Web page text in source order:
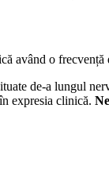
o
de-a lungul
expresia clinică.